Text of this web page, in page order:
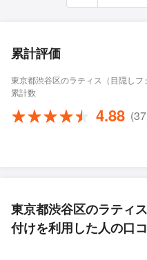
累計評価
東京都渋谷区のラティス（目隠し
累計数
4.88
東京都渋谷区のラティ
付けを利用した人の口